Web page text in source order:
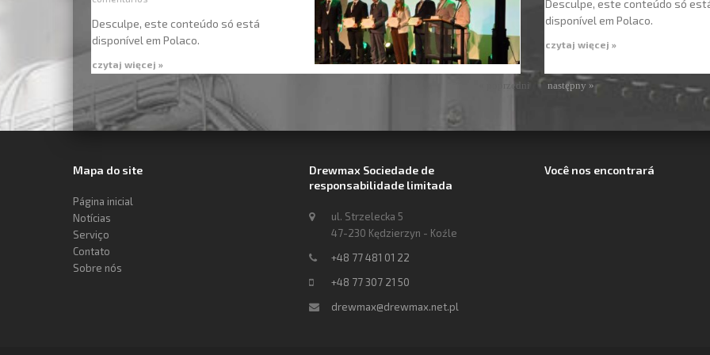
Desculpe, este conteúdo só está
disponível em Polaco.
czytaj więcej »
Desculpe, este conteúdo só
disponível em Polaco.
czytaj więcej »
« poprzedni następny »
Mapa do site
Página inicial
Notícias
Serviço
Contato
Sobre nós
Drewmax Sociedade de
responsabilidade limitada
ul. Strzelecka 5
47-230 Kędzierzyn - Koźle
+48 77 481 01 22
+48 77 307 21 50
drewmax@drewmax.net.pl
Você nos encontrará